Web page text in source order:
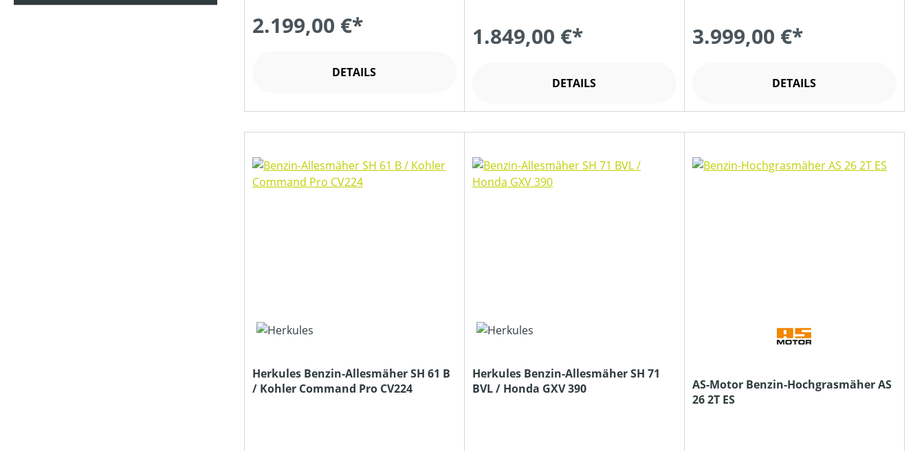
MOTORTYP (HERSTELLERBEZEICHNUNG)
2.199,00 €*
DETAILS
1.849,00 €*
DETAILS
3.999,00 €*
DETAILS
Herkules Benzin-Allesmäher SH 61 B
/ Kohler Command Pro CV224
Herkules Benzin-Allesmäher SH 71
BVL / Honda GXV 390
AS-Motor Benzin-Hochgrasmäher AS
26 2T ES